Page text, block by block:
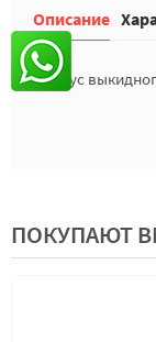
Описание
Корпус
ПОКУПАЮТ